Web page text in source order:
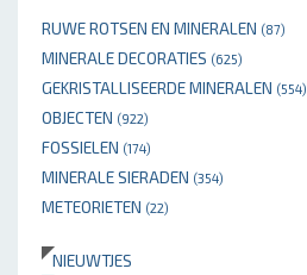
RUWE ROTSEN EN MINERALEN (87)
MINERALE DECORATIES (625)
GEKRISTALLISEERDE MINERALEN (554)
OBJECTEN (922)
FOSSIELEN (174)
MINERALE SIERADEN (354)
METEORIETEN (22)
NIEUWTJES